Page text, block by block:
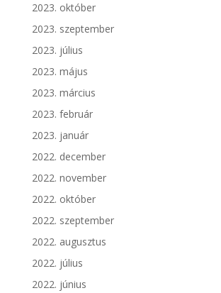
2023. október
2023. szeptember
2023. július
2023. május
2023. március
2023. február
2023. január
2022. december
2022. november
2022. október
2022. szeptember
2022. augusztus
2022. július
2022. június